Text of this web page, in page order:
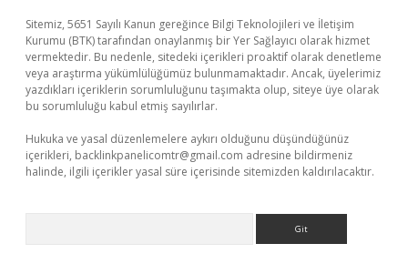
Sitemiz, 5651 Sayılı Kanun gereğince Bilgi Teknolojileri ve İletişim
Kurumu (BTK) tarafından onaylanmış bir Yer Sağlayıcı olarak hizmet
vermektedir. Bu nedenle, sitedeki içerikleri proaktif olarak denetleme
veya araştırma yükümlülüğümüz bulunmamaktadır. Ancak, üyelerimiz
yazdıkları içeriklerin sorumluluğunu taşımakta olup, siteye üye olarak
bu sorumluluğu kabul etmiş sayılırlar.
Hukuka ve yasal düzenlemelere aykırı olduğunu düşündüğünüz
içerikleri, backlinkpanelicomtr@gmail.com adresine bildirmeniz
halinde, ilgili içerikler yasal süre içerisinde sitemizden kaldırılacaktır.